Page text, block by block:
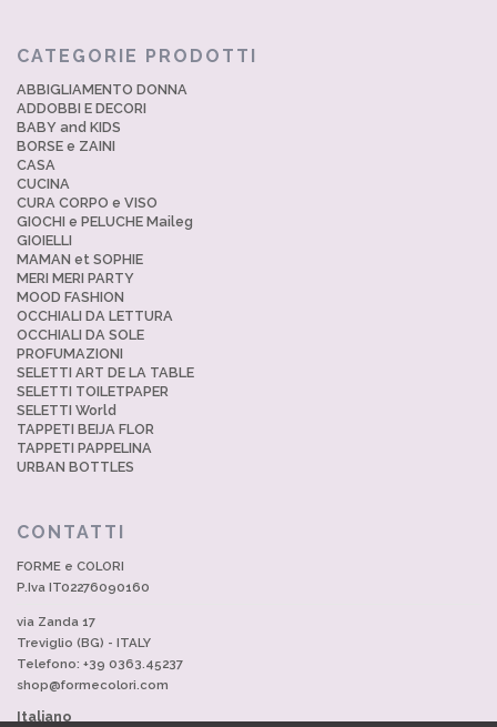
CATEGORIE PRODOTTI
ABBIGLIAMENTO DONNA
ADDOBBI E DECORI
BABY and KIDS
BORSE e ZAINI
CASA
CUCINA
CURA CORPO e VISO
GIOCHI e PELUCHE Maileg
GIOIELLI
MAMAN et SOPHIE
MERI MERI PARTY
MOOD FASHION
OCCHIALI DA LETTURA
OCCHIALI DA SOLE
PROFUMAZIONI
SELETTI ART DE LA TABLE
SELETTI TOILETPAPER
SELETTI World
TAPPETI BEIJA FLOR
TAPPETI PAPPELINA
URBAN BOTTLES
CONTATTI
FORME e COLORI
P.Iva IT02276090160
via Zanda 17
Treviglio (BG) - ITALY
Telefono: +39 0363.45237
shop@formecolori.com
Italiano